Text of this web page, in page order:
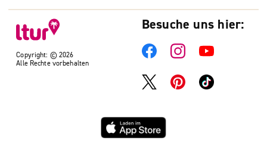
Copyright: © 2026
Alle Rechte vorbehalten
Besuche uns hier: